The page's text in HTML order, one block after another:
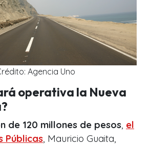
Agencia Uno
operativa la Nueva
de 120 millones de pesos, el
Públicas, Mauricio Guaita,